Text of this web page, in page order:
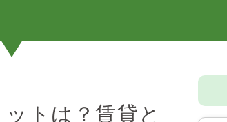
トは？賃貸と